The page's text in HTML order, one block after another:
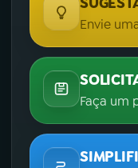
Envie
Faça um